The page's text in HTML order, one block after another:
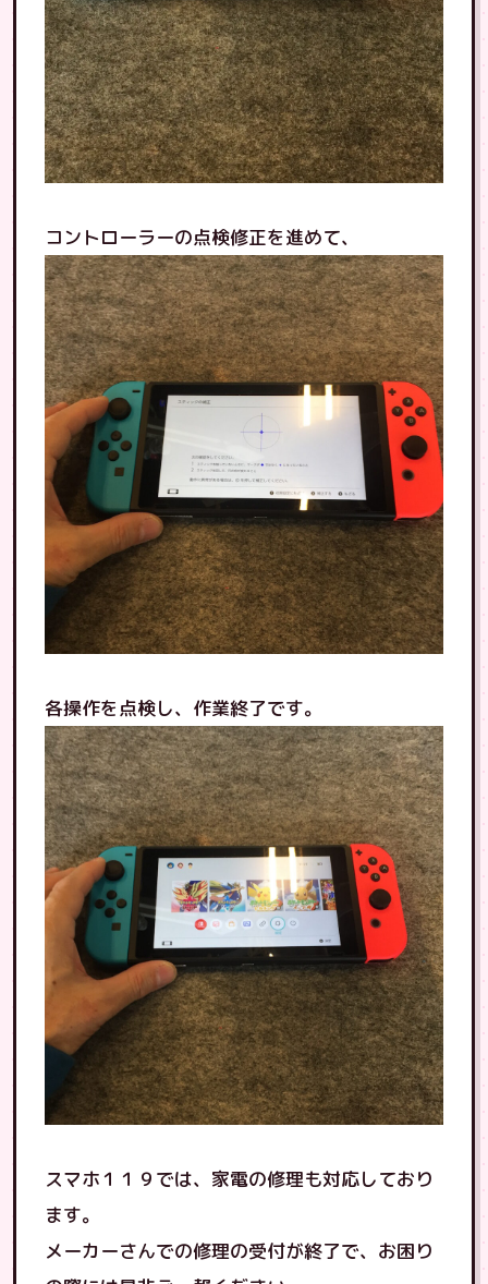
コントローラーの点検修正を進めて、
各操作を点検し、作業終了です。
スマホ１１９では、家電の修理も対応しており
ます。
メーカーさんでの修理の受付が終了で、お困り